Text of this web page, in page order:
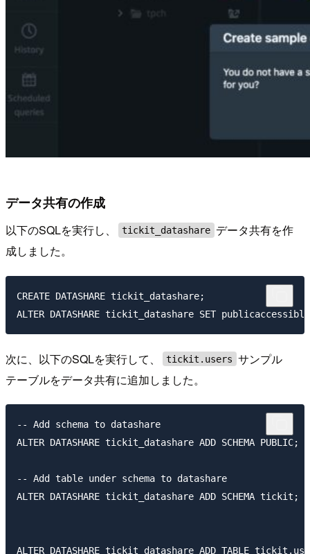
データ共有の作成
以下のSQLを実行し、 tickit_datashare データ共有を作
成しました。
CREATE DATASHARE tickit_datashare;
次に、以下のSQLを実行して、 tickit.users サンプル
テーブルをデータ共有に追加しました。
-- Add schema to datashare
ALTER DATASHARE tickit_datashare ADD SCHEMA PUBLIC;
-- Add table under schema to datashare
ALTER DATASHARE tickit_datashare ADD SCHEMA tickit;